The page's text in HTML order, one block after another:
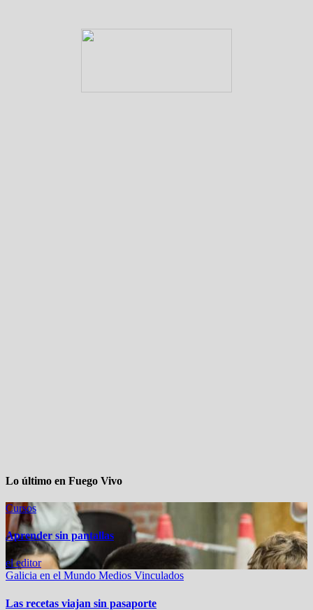
Lo último en Fuego Vivo
Cursos
Aprender sin pantallas
el editor
Galicia en el Mundo Medios Vinculados
Las recetas viajan sin pasaporte